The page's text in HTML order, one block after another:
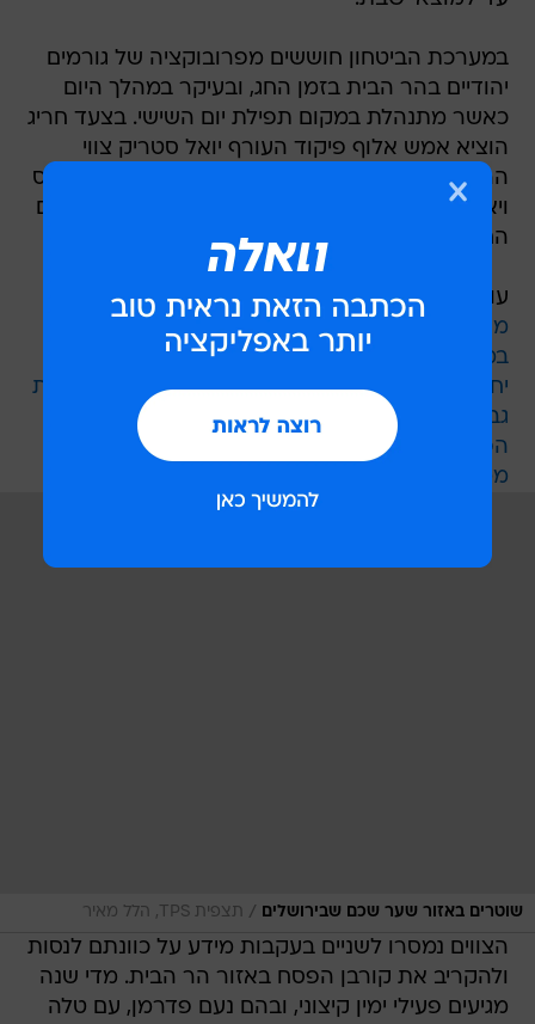
במערכת הביטחון חוששים מפרובוקציה של גורמים
יהודיים בהר הבית בזמן החג, ובעיקר במהלך היום
כאשר מתנהלת במקום תפילת יום השישי. בצעד חריג
הוציא אמש אלוף פיקוד העורף יואל סטריק צווי
הרחקה מנהליים לשני פעילי הר הבית - רפאל מוריס
ויאיר קהתי, האוסר עליהם להתקרב לבירה עד לסיום
החג.
עוד בוואלה! NEWS:
מתה הנערה שנפצעה אנושות בתאונת האוטובוס
במנהרות הכרמל
יחימוביץ' על דברי הרצוג: "התבטאות אומללה וחציית
גבול"
הפיתוח הישראלי שהציל את הטנק הטורקי
ממתקפת טילים של דאעש
שוטרים באזור שער שכם שבירושלים / תצפית TPS, הלל מאיר
הצווים נמסרו לשניים בעקבות מידע על כוונתם לנסות
ולהקריב את קורבן הפסח באזור הר הבית. מדי שנה
מגיעים פעילי ימין קיצוני, ובהם נעם פדרמן, עם טלה